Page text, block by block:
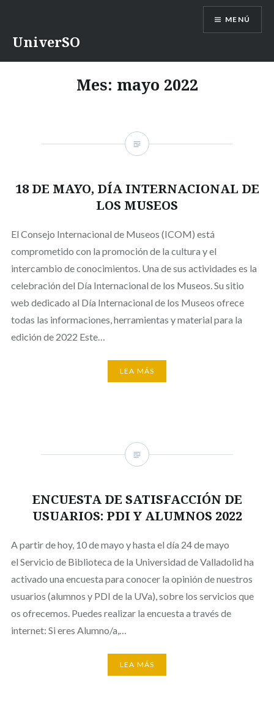
UniverSO
MENÚ
Mes: mayo 2022
18 DE MAYO, DÍA INTERNACIONAL DE
LOS MUSEOS
El Consejo Internacional de Museos (ICOM) está
comprometido con la promoción de la cultura y el
intercambio de conocimientos. Una de sus actividades es la
celebración del Día Internacional de los Museos. Su sitio
web dedicado al Día Internacional de los Museos ofrece
todas las informaciones, herramientas y material para la
edición de 2022 Este…
LEA MÁS
ENCUESTA DE SATISFACCIÓN DE
USUARIOS: PDI Y ALUMNOS 2022
A partir de hoy, 10 de mayo y hasta el día 24 de mayo
el Servicio de Biblioteca de la Universidad de Valladolid ha
activado una encuesta para conocer la opinión de nuestros
usuarios (alumnos y PDI de la UVa), sobre los servicios que
os ofrecemos. Puedes realizar la encuesta a través de
internet: Si eres Alumno/a,…
LEA MÁS